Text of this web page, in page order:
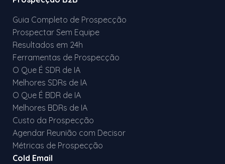
Guia Completo de Prospecção
Prospectar Sem Equipe
Resultados em 24h
Ferramentas de Prospecção
O Que É SDR de IA
Melhores SDRs de IA
O Que É BDR de IA
Melhores BDRs de IA
Custo da Prospecção
Agendar Reunião com Decisor
Métricas de Prospecção
Cold Email